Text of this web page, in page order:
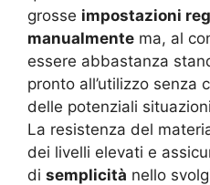
grosse impostazioni
manualmente ma, al
essere abbastanza
pronto all’utilizzo senza
delle potenziali
La resistenza del
dei livelli elevati e
di semplicità nello